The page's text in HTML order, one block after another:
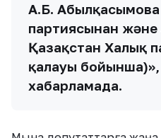
А.Б.
партиясынан
Қазақстан Халық
қалауы бойынша)»,
хабарламада.